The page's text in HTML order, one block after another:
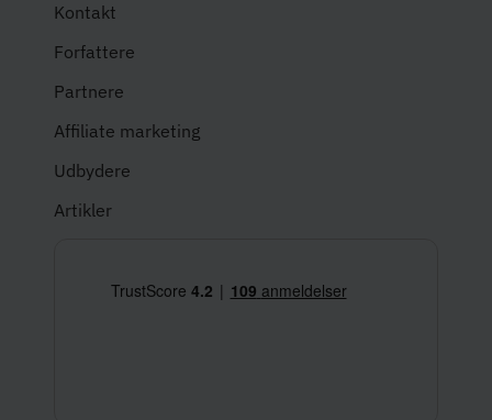
Kontakt
Forfattere
Partnere
Affiliate marketing
Udbydere
Artikler